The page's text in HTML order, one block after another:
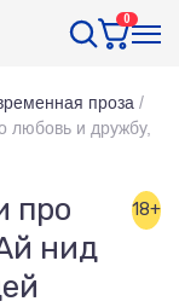
0
проза /
любовь и дружбу,
про
нид
18+